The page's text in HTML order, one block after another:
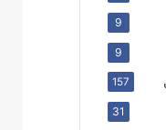
9
9
157
31